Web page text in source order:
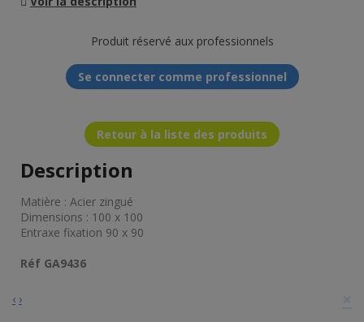
Produit réservé aux professionnels
Se connecter comme professionnel
Retour à la liste des produits
Description
Matière : Acier zingué
Dimensions : 100 x 100
Entraxe fixation 90 x 90
Réf GA9436
‹ ›